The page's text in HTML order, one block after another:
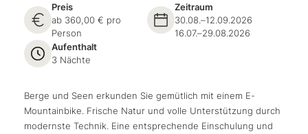
Preis
ab 360,00 € pro
Person
Zeitraum
30.08.–12.09.2026
16.07.–29.08.2026
Aufenthalt
3 Nächte
Berge und Seen erkunden Sie gemütlich mit einem E-
Mountainbike. Frische Natur und volle Unterstützung durch
modernste Technik. Eine entsprechende Einschulung und